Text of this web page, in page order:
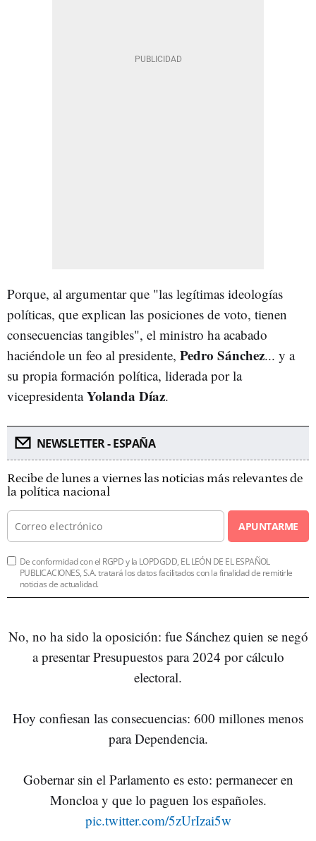
Porque, al argumentar que "las legítimas ideologías
políticas, que explican las posiciones de voto, tienen
consecuencias tangibles", el ministro ha acabado
haciéndole un feo al presidente, Pedro Sánchez... y a
su propia formación política, liderada por la
vicepresidentaYolanda Díaz.
NEWSLETTER - ESPAÑA
Recibe de lunes a viernes las noticias más relevantes de
la política nacional
APUNTARME
De conformidad con el RGPD y la LOPDGDD, EL LEÓN DE EL ESPAÑOL
PUBLICACIONES, S.A. tratará los datos facilitados con la finalidad de remitirle
noticias de actualidad.
No, no ha sido la oposición: fue Sánchez quien se negó
a presentar Presupuestos para 2024 por cálculo
electoral.
Hoy confiesan las consecuencias: 600 millones menos
para Dependencia.
Gobernar sin el Parlamento es esto: permanecer en
Moncloa y que lo paguen los españoles.
pic.twitter.com/5zUrIzai5w